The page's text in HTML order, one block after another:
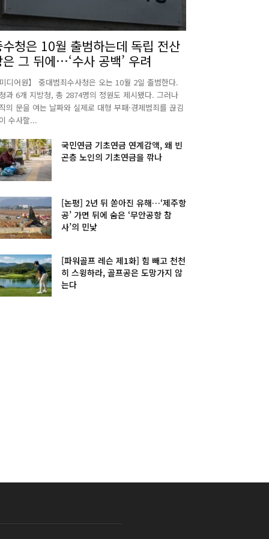
청은 10월 출범하는데 독립 전산
그 뒤에…‘수사 공백’ 우려
디어원】 중대범죄수사청은 오는 10월 2일 출범한다.
과 6개 지방청, 총 2874명의 정원도 제시됐다. 그러나
의 문을 여는 날짜와 실제로 대형 부패·경제범죄를 끊김
수사할...
국민연금 기초연금 연계감액, 왜 빈
곤층 노인의 기초연금을 깎나
[논평] 2년 뒤 쏟아진 유해…‘제주항
공’ 가면 뒤에 숨은 ‘무안공항 참
사’의 민낯
[파워골프 레슨 제1화] 힘 빼고 천천
히 스윙하라, 골프공은 도망가지 않
는다